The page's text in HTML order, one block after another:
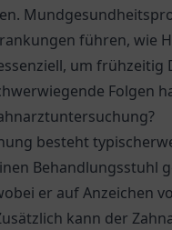
führen, wie
um
Folgen
besteht
Behandlungsstuhl
er auf Anzeichen
kann der